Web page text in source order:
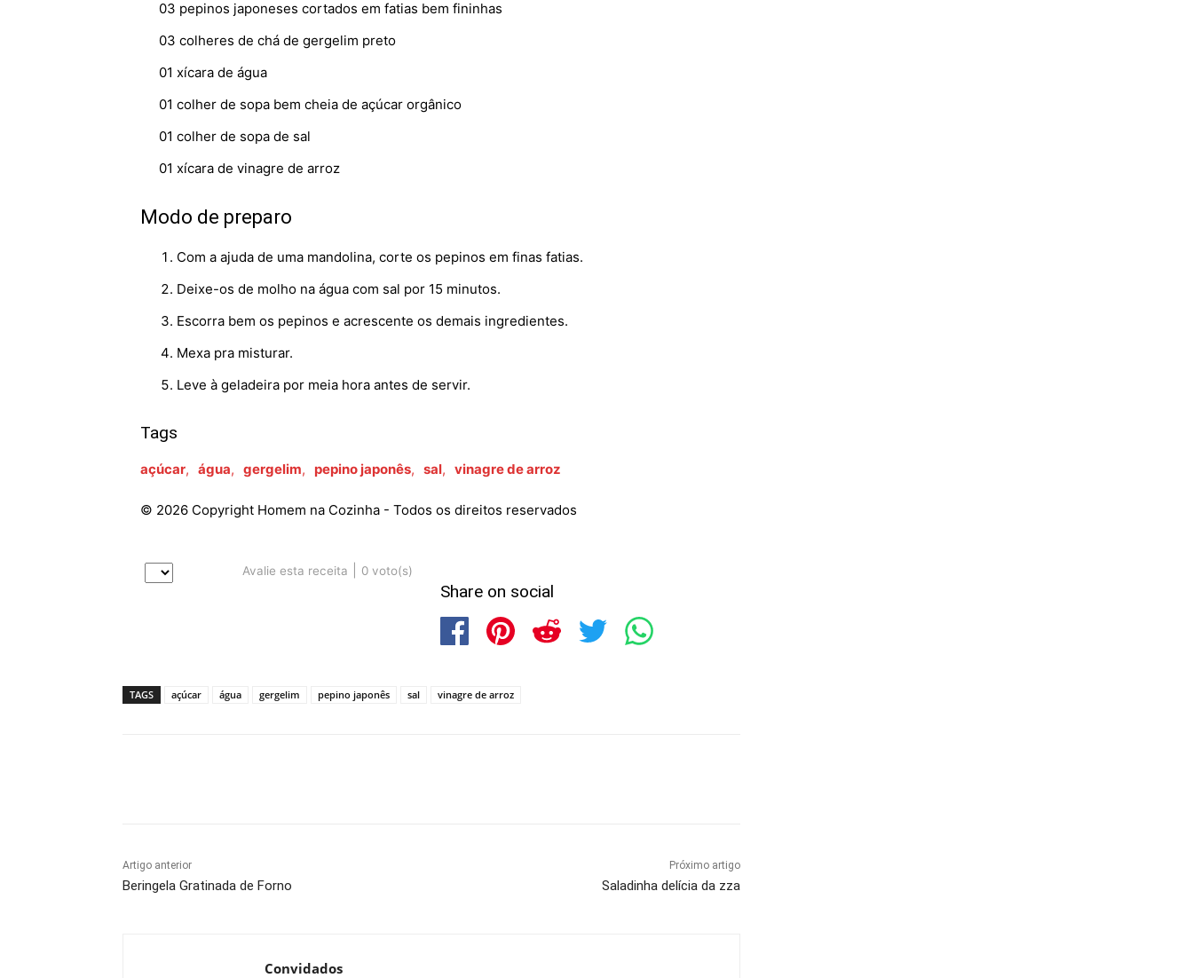
03 pepinos japoneses cortados em fatias bem fininhas
03 colheres de chá de gergelim preto
01 xícara de água
01 colher de sopa bem cheia de açúcar orgânico
01 colher de sopa de sal
01 xícara de vinagre de arroz
Modo de preparo
Com a ajuda de uma mandolina, corte os pepinos em finas fatias.
Deixe-os de molho na água com sal por 15 minutos.
Escorra bem os pepinos e acrescente os demais ingredientes.
Mexa pra misturar.
Leve à geladeira por meia hora antes de servir.
Tags
açúcar, água, gergelim, pepino japonês, sal, vinagre de arroz
© 2026 Copyright Homem na Cozinha - Todos os direitos reservados
Avalie esta receita 0 voto(s)
Share on social
TAGS açúcar água gergelim pepino japonês sal vinagre de arroz
Artigo anterior
Beringela Gratinada de Forno
Próximo artigo
Saladinha delícia da zza
Convidados